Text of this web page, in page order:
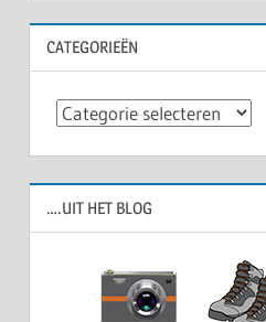
CATEGORIEËN
Categorieën
….UIT HET BLOG